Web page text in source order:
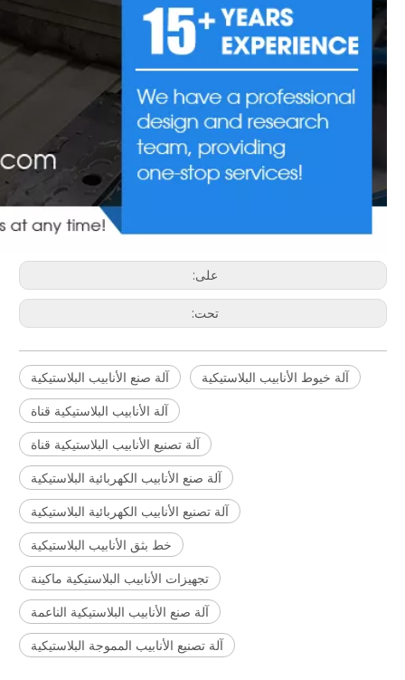
على:
تحت:
آلة صنع الأنابيب البلاستيكية
آلة خيوط الأنابيب البلاستيكية
آلة الأنابيب البلاستيكية قناة
آلة تصنيع الأنابيب البلاستيكية قناة
آلة صنع الأنابيب الكهربائية البلاستيكية
آلة تصنيع الأنابيب الكهربائية البلاستيكية
خط بثق الأنابيب البلاستيكية
تجهيزات الأنابيب البلاستيكية ماكينة
آلة صنع الأنابيب البلاستيكية الناعمة
آلة تصنيع الأنابيب المموجة البلاستيكية